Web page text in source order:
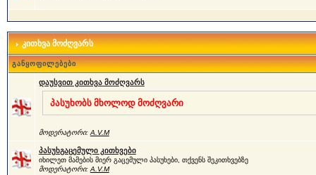
კითხვა მოძღვარს
განყოფილებები
დაუსვით კითხვა მოძღვარს
პასუხობს მხოლოდ მოძღვარი
მოდერატორი: A.V.M
პასუხგაცემული კითხვები
იხილეთ მამების მიერ გაცემული პასუხები, თქვენს შეკითხვებზე
მოდერატორი: A.V.M